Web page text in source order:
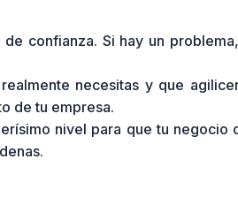
confianza. Si hay un
necesitas y que
de tu empresa.
nivel para que tu negocio